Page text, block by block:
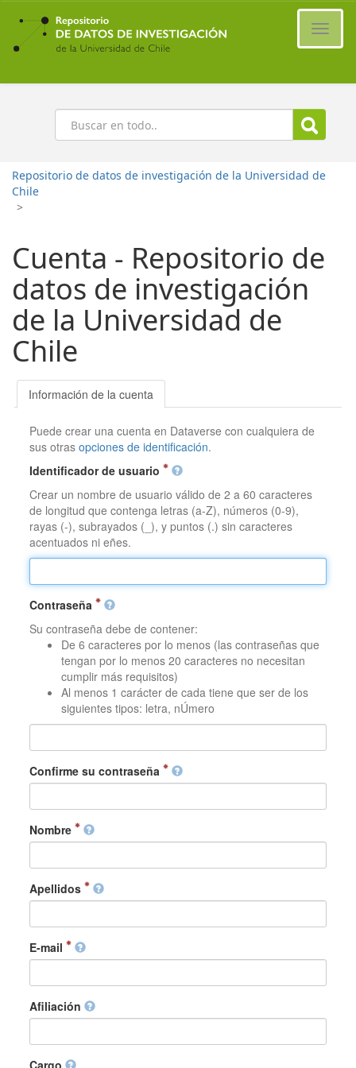
Ir
contenido
principal
Buscar
Repositorio de datos de investigación de la Universidad de
Chile
>
Cuenta - Repositorio de
datos de investigación
de la Universidad de
Chile
Información de la cuenta
Puede crear una cuenta en Dataverse con cualquiera de
sus otrasopciones de identificación.
Identificador de usuario
Crear un nombre de usuario válido de 2 a 60 caracteres
de longitud que contenga letras (a-Z), números (0-9),
rayas (-), subrayados (_), y puntos (.) sin caracteres
acentuados ni eñes.
Contraseña
Su contraseña debe de contener:
De 6 caracteres por lo menos (las contraseñas que
tengan por lo menos 20 caracteres no necesitan
cumplir más requisitos)
Al menos 1 carácter de cada tiene que ser de los
siguientes tipos: letra, nÚmero
Confirme su contraseña
Nombre
Apellidos
E-mail
Afiliación
Cargo